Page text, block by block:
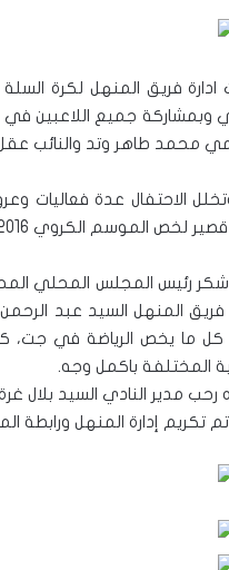
وبمشاركة جميع اللاعبين
محمد طاهر وتد والنائب
الاحتفال عدة فعاليات
لخص الموسم الكروي 2015/2016 لنادي المنهل جت.
رئيس المجلس المحلي
المنهل السيد عبد
كل ما يخص الرياضة في جت،
المختلفة باكمل وجه.
رحب مدير النادي السيد
تكريم إدارة المنهل